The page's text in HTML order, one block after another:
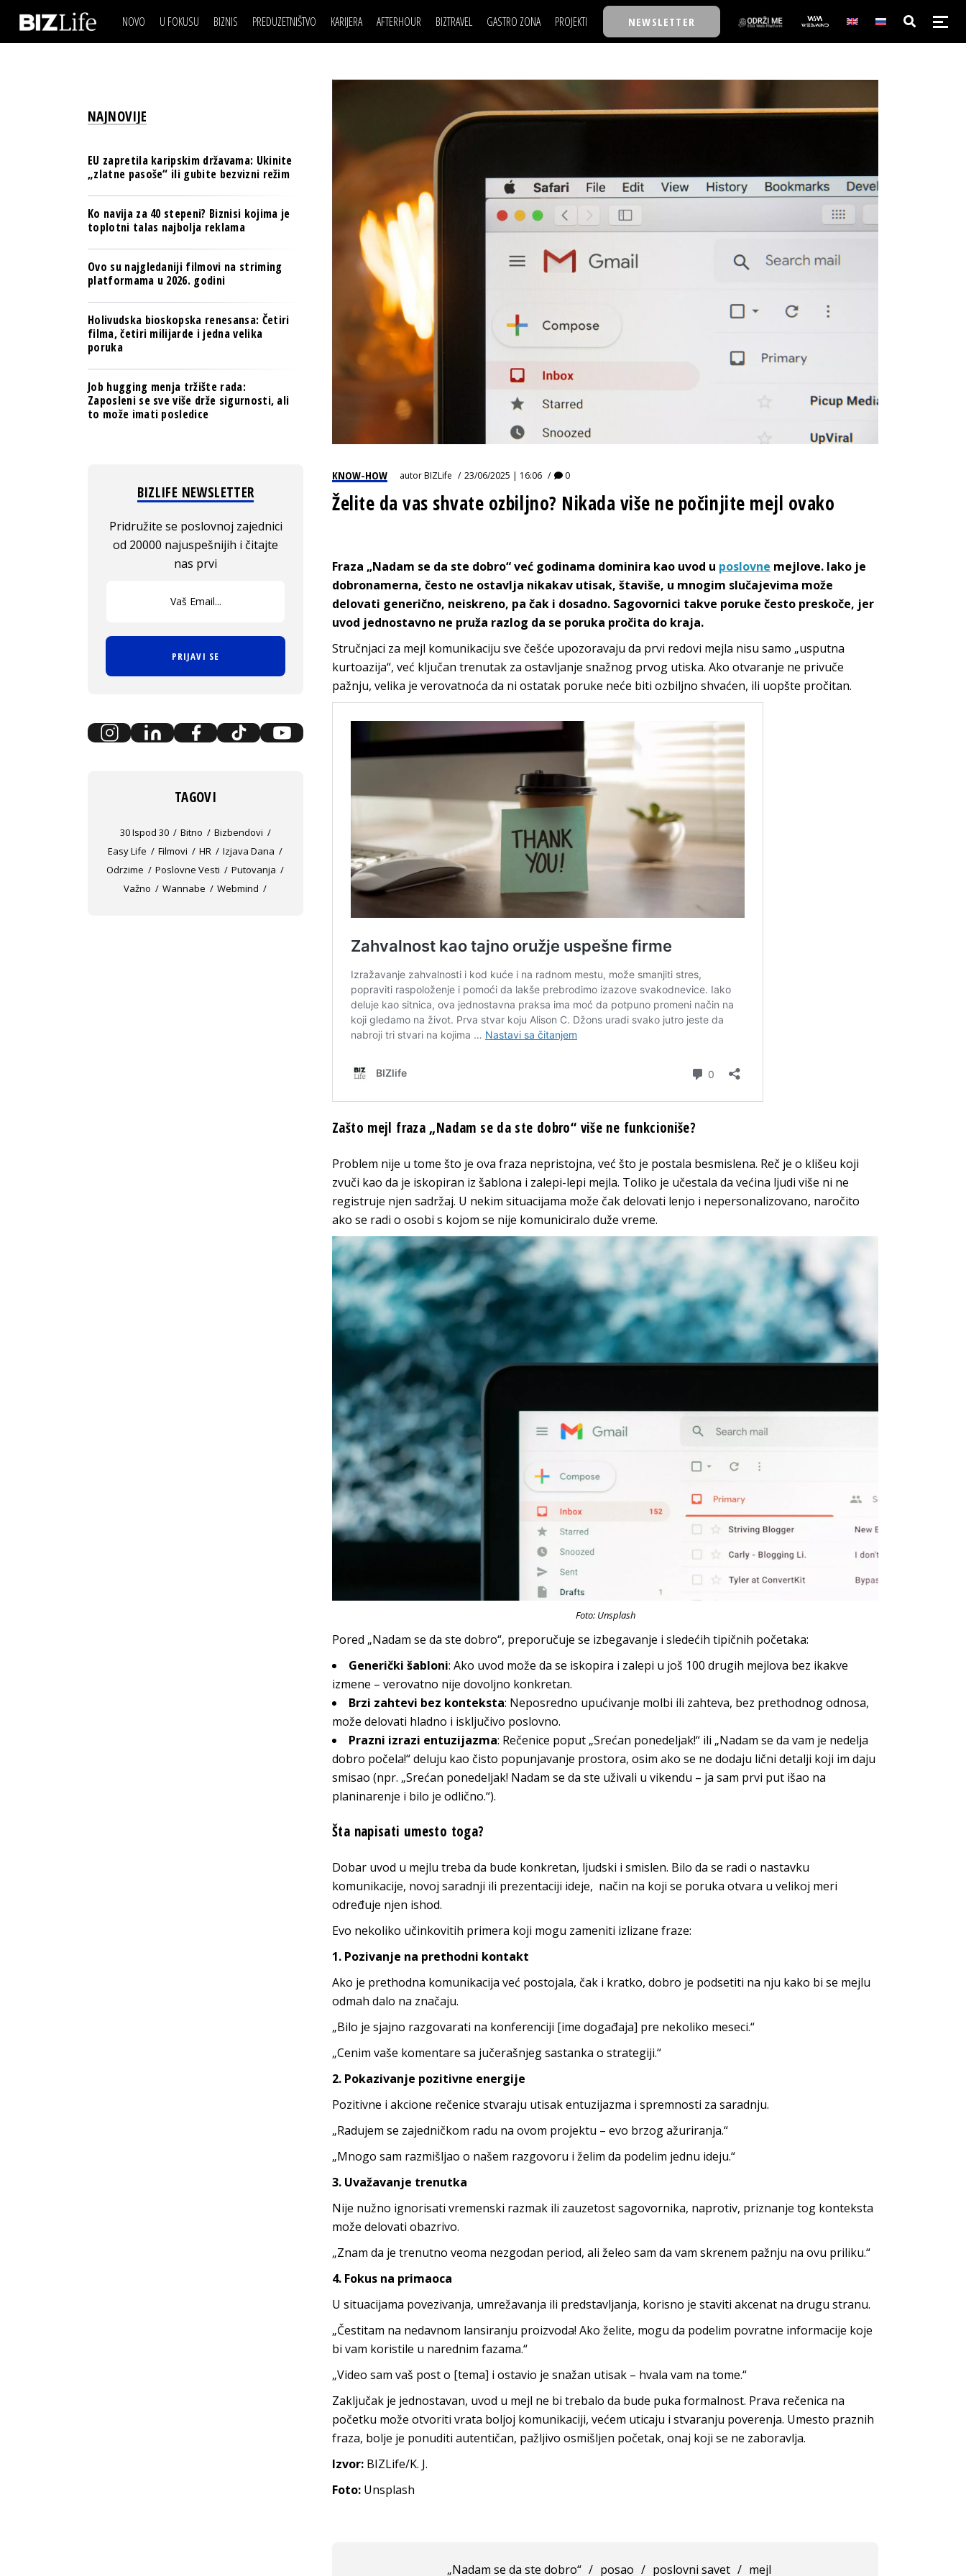
NOVO U FOKUSU BIZNIS
BANKE
OSIGURANJE
TECH I AI
BIZNIS & SPORT
PULS REGIONA
NOVO NA RAFU
PREDUZETNIŠTVO KARIJERA
USAVRŠAVANJE
KNOW-HOW
AFTERHOUR
STIL
BIZTRAVEL GASTRO ZONA PROJEKTI
TASTY TALKS
30 ISPOD 30
BIZKOLEGIJUM
BMW BIZNIS LIGA
BIZLIFE WEEK
IZJAVA GODINE
NEWSLETTER
IZJAVA DANABIZNIS SCENA
BREND I KOMUNIKACIJE
OSIGURANJE
TECH I AI
PULS REGIONA
POSAO
MOJ UGAO
FILM I SCENA
AUTO SVET
NAJKOLEGA
30 ISPOD 30
BACK TO OFFICE/SCHOOL
BMW BIZNIS LIGA
IZJAVA GODINE
KNOW-HOW autorBIZLife 23/06/2025 | 16:06 0
Želite da vas shvate ozbiljno? Nikada više ne počinjite mejl ovako
Fraza „Nadam se da ste dobro“ već godinama dominira kao uvod u poslovne mejlove. Iako je
dobronamerna, često ne ostavlja nikakav utisak, štaviše, u mnogim slučajevima može
delovati generično, neiskreno, pa čak i dosadno. Sagovornici takve poruke često preskoče, jer
uvod jednostavno ne pruža razlog da se poruka pročita do kraja.
Stručnjaci za mejl komunikaciju sve češće upozoravaju da prvi redovi mejla nisu samo „usputna
kurtoazija“, već ključan trenutak za ostavljanje snažnog prvog utiska. Ako otvaranje ne privuče
pažnju, velika je verovatnoća da ni ostatak poruke neće biti ozbiljno shvaćen, ili uopšte pročitan.
Zašto mejl fraza „Nadam se da ste dobro“ više ne funkcioniše?
Problem nije u tome što je ova fraza nepristojna, već što je postala besmislena. Reč je o klišeu koji
zvuči kao da je iskopiran iz šablona i zalepi-lepi mejla. Toliko je učestala da većina ljudi više ni ne
registruje njen sadržaj. U nekim situacijama može čak delovati lenjo i nepersonalizovano, naročito
ako se radi o osobi s kojom se nije komuniciralo duže vreme.
Foto: Unsplash
Pored „Nadam se da ste dobro“, preporučuje se izbegavanje i sledećih tipičnih početaka:
Generički šabloni: Ako uvod može da se iskopira i zalepi u još 100 drugih mejlova bez ikakve
izmene – verovatno nije dovoljno konkretan.
Brzi zahtevi bez konteksta: Neposredno upućivanje molbi ili zahteva, bez prethodnog odnosa,
može delovati hladno i isključivo poslovno.
Prazni izrazi entuzijazma: Rečenice poput „Srećan ponedeljak!“ ili „Nadam se da vam je nedelja
dobro počela!“ deluju kao čisto popunjavanje prostora, osim ako se ne dodaju lični detalji koji im daju
smisao (npr. „Srećan ponedeljak! Nadam se da ste uživali u vikendu – ja sam prvi put išao na
planinarenje i bilo je odlično.“).
Šta napisati umesto toga?
Dobar uvod u mejlu treba da bude konkretan, ljudski i smislen. Bilo da se radi o nastavku
komunikacije, novoj saradnji ili prezentaciji ideje, način na koji se poruka otvara u velikoj meri
određuje njen ishod.
Evo nekoliko učinkovitih primera koji mogu zameniti izlizane fraze:
1. Pozivanje na prethodni kontakt
Ako je prethodna komunikacija već postojala, čak i kratko, dobro je podsetiti na nju kako bi se mejlu
odmah dalo na značaju.
„Bilo je sjajno razgovarati na konferenciji [ime događaja] pre nekoliko meseci.“
„Cenim vaše komentare sa jučerašnjeg sastanka o strategiji.“
2. Pokazivanje pozitivne energije
Pozitivne i akcione rečenice stvaraju utisak entuzijazma i spremnosti za saradnju.
„Radujem se zajedničkom radu na ovom projektu – evo brzog ažuriranja.“
„Mnogo sam razmišljao o našem razgovoru i želim da podelim jednu ideju.“
3. Uvažavanje trenutka
Nije nužno ignorisati vremenski razmak ili zauzetost sagovornika, naprotiv, priznanje tog konteksta
može delovati obazrivo.
„Znam da je trenutno veoma nezgodan period, ali želeo sam da vam skrenem pažnju na ovu priliku.“
4. Fokus na primaoca
U situacijama povezivanja, umrežavanja ili predstavljanja, korisno je staviti akcenat na drugu stranu.
„Čestitam na nedavnom lansiranju proizvoda! Ako želite, mogu da podelim povratne informacije koje
bi vam koristile u narednim fazama.“
„Video sam vaš post o [tema] i ostavio je snažan utisak – hvala vam na tome.“
Zaključak je jednostavan, uvod u mejl ne bi trebalo da bude puka formalnost. Prava rečenica na
početku može otvoriti vrata boljoj komunikaciji, većem uticaju i stvaranju poverenja. Umesto praznih
fraza, bolje je ponuditi autentičan, pažljivo osmišljen početak, onaj koji se ne zaboravlja.
Izvor: BIZLife/K. J.
Foto: Unsplash
„Nadam se da ste dobro“ / posao / poslovni savet / mejl
NAJNOVIJE
EU zapretila karipskim državama: Ukinite
„zlatne pasoše“ ili gubite bezvizni režim
Ko navija za 40 stepeni? Biznisi kojima je
toplotni talas najbolja reklama
Ovo su najgledaniji filmovi na striming
platformama u 2026. godini
Holivudska bioskopska renesansa: Četiri
filma, četiri milijarde i jedna velika
poruka
Job hugging menja tržište rada:
Zaposleni se sve više drže sigurnosti, ali
to može imati posledice
BIZLIFE NEWSLETTER
Pridružite se poslovnoj zajednici
od 20000 najuspešnijih i čitajte
nas prvi
PRIJAVI SE
TAGOVI
30 Ispod 30 Bitno
Bizbendovi
Easy Life
Filmovi HR
Izjava Dana
Odrzime
Poslovne Vesti
Putovanja
Važno
Wannabe Webmind